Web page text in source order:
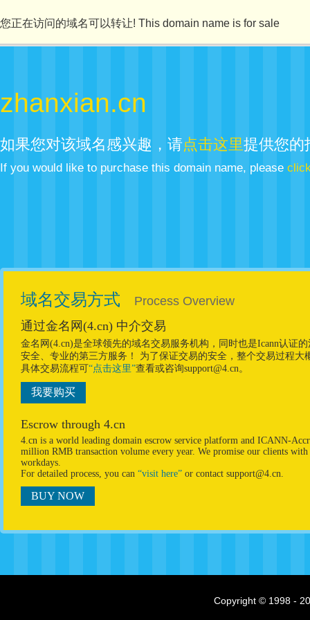
您正在访问的域名可以转让! This domain name is for sale
zhanxian.cn
如果您对该域名感兴趣，请点击这里提供您的
If you would like to purchase this domain name, please
域名交易方式
Process Overview
通过金名网(4.cn) 中介交易
金名网(4.cn)是全球领先的域名交易服务机构，同时也是Icann认证
安全、专业的第三方服务！ 为了保证交易的安全，整个交易过程大
具体交易流程可“点击这里”查看或咨询support@4.cn。
我要购买
Escrow through 4.cn
4.cn is a world leading domain escrow service platform and ICANN-
million RMB transaction volume every year. We promise our clients
workdays.
For detailed process, you can “visit here” or contact support@4.cn.
BUY NOW
Copyright © 1998 -